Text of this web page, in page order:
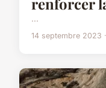
...
14 septembre 2023